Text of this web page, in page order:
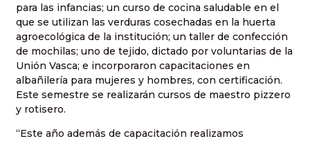
para las infancias; un curso de cocina saludable en el
que se utilizan las verduras cosechadas en la huerta
agroecológica de la institución; un taller de confección
de mochilas; uno de tejido, dictado por voluntarias de la
Unión Vasca; e incorporaron capacitaciones en
albañilería para mujeres y hombres, con certificación.
Este semestre se realizarán cursos de maestro pizzero
y rotisero.
“Este año además de capacitación realizamos